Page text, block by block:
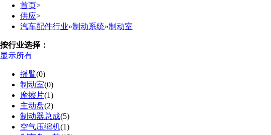
首页>
供应>
汽车配件行业»制动系统»制动室
按行业选择：
显示所有
摇臂(0)
制动室(0)
摩擦片(1)
主动盘(2)
制动器总成(5)
空气压缩机(1)